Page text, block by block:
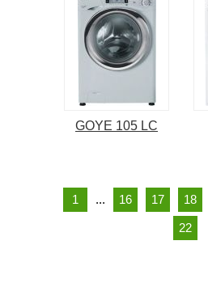
GOYE 105 LC
1 ... 16 17 18
22